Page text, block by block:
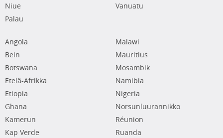
Niue
Palau
Vanuatu
Angola
Bein
Botswana
Etelä-Afrikka
Etiopia
Ghana
Kamerun
Kap Verde
Malawi
Mauritius
Mosambik
Namibia
Nigeria
Norsunluurannikko
Réunion
Ruanda